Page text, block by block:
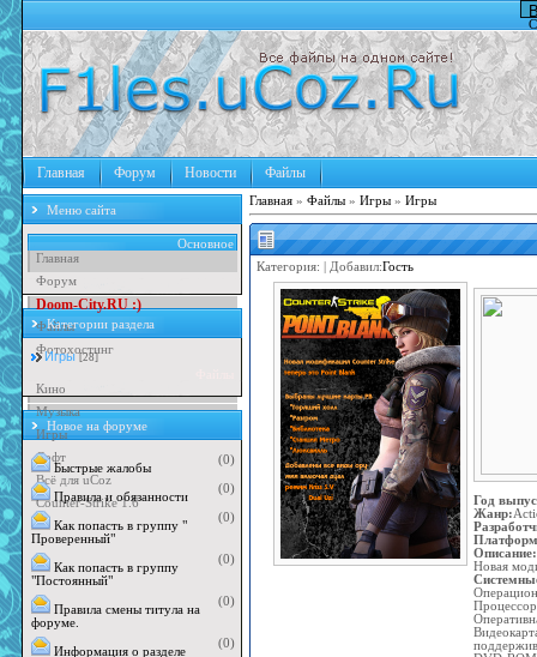
Файлы
Новости
Форум
Главная
Меню сайта
Основное
Главная
Форум
Doom-City.RU :)
Файлы
Фотохостинг
Кино
Музыка
Игры
Софт
Всё для uCoz
Counter-Strike 1.6
Категории раздела
Игры [28]
Новое на форуме
Быстрые жалобы
(0)
Правила и обязанности
(0)
Как попасть в группу "
Проверенный"
(0)
Как попасть в группу
"Постоянный"
(0)
Правила смены титула на
форуме.
(0)
Информация о разделе
(0)
Главная » Файлы » Игры » Игры
Категория: | Добавил:Гость
Год
Жанр:
Описание:
Новая